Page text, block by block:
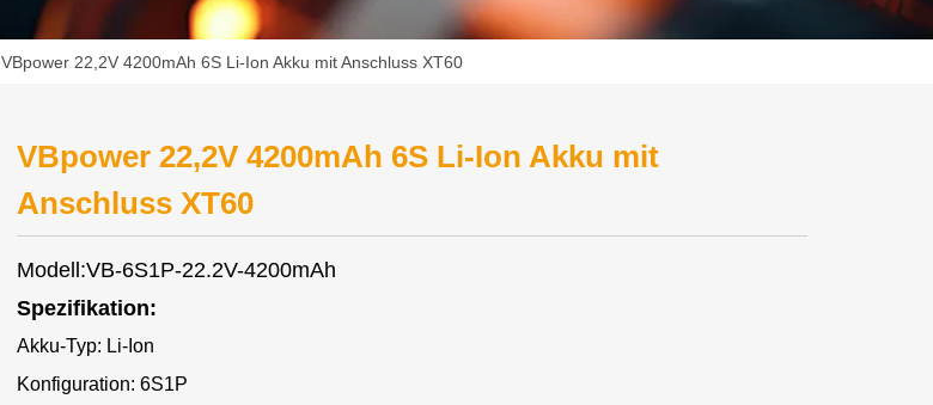
VBpower 22,2V 4200mAh 6S Li-Ion Akku mit Anschluss XT60
VBpower 22,2V 4200mAh 6S Li-Ion Akku mit
Anschluss XT60
Modell:VB-6S1P-22.2V-4200mAh
Spezifikation:
Akku-Typ: Li-Ion
Konfiguration: 6S1P